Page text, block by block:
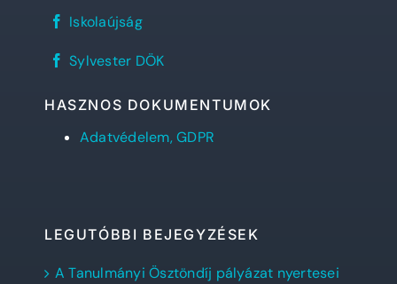
Gimnázium
facebook
REFlex,
diáklapja
Iskolaújság
Sylvester
DÖK
oldala
Sylvester DÖK
HASZNOS DOKUMENTUMOK
Adatvédelem, GDPR
LEGUTÓBBI BEJEGYZÉSEK
A Tanulmányi Ösztöndíj pályázat nyertesei